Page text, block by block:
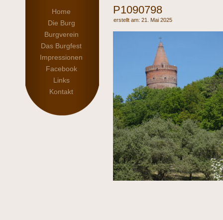
P1090798
21. Mai 2025
Home
Die Burg
Burgverein
Das Burgfest
Impressionen
Facebook
Links
Kontakt